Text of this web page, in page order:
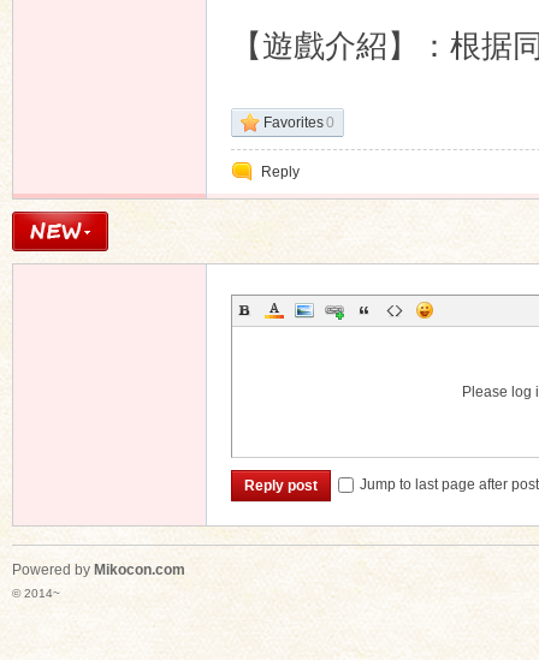
【遊戲介紹】：根据
Favorites0
Reply
Please log
Reply post Jump to last page after
Powered by Mikocon.com
© 2014~